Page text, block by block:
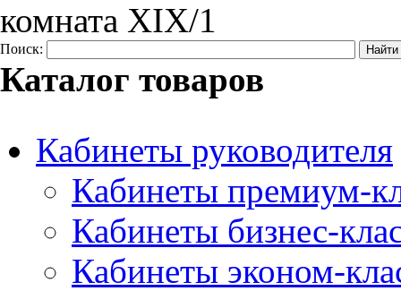
комната XIX/1
Поиск:
Каталог товаров
Кабинеты руководителя
Кабинеты премиум-
Кабинеты бизнес-
Кабинеты эконом-